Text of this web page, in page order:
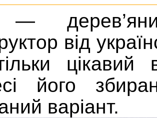
від
його
варіант.